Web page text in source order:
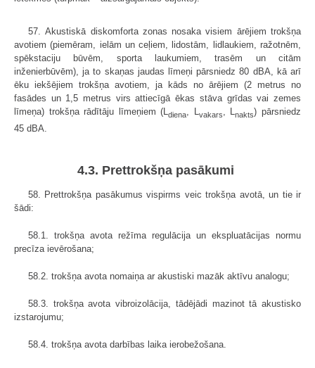
57. Akustiskā diskomforta zonas nosaka visiem ārējiem trokšņa
avotiem (piemēram, ielām un ceļiem, lidostām, lidlaukiem, ražotnēm,
spēkstaciju būvēm, sporta laukumiem, trasēm un citām
inženierbūvēm), ja to skaņas jaudas līmeņi pārsniedz 80 dBA, kā arī
ēku iekšējiem trokšņa avotiem, ja kāds no ārējiem (2 metrus no
fasādes un 1,5 metrus virs attiecīgā ēkas stāva grīdas vai zemes
līmeņa) trokšņa rādītāju līmeņiem (Ldiena, Lvakars, Lnakts) pārsniedz
45 dBA.
4.3. Prettrokšņa pasākumi
58. Prettrokšņa pasākumus vispirms veic trokšņa avotā, un tie ir
šādi:
58.1. trokšņa avota režīma regulācija un ekspluatācijas normu
precīza ievērošana;
58.2. trokšņa avota nomaiņa ar akustiski mazāk aktīvu analogu;
58.3. trokšņa avota vibroizolācija, tādējādi mazinot tā akustisko
izstarojumu;
58.4. trokšņa avota darbības laika ierobežošana.